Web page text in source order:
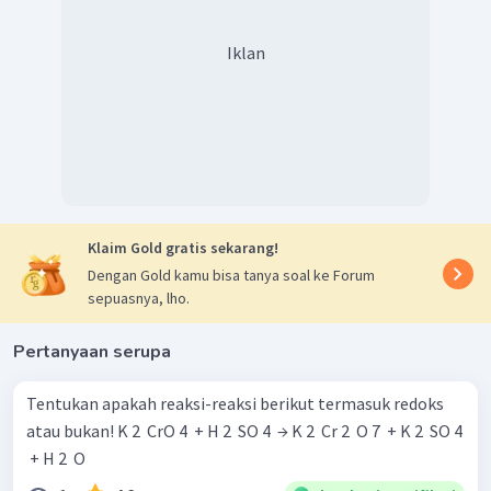
Iklan
Klaim Gold gratis sekarang!
Dengan Gold kamu bisa tanya soal ke Forum
sepuasnya, lho.
Pertanyaan serupa
Tentukan apakah reaksi-reaksi berikut termasuk redoks
atau bukan! K 2 ​ CrO 4 ​ + H 2 ​ SO 4 ​ → K 2 ​ Cr 2 ​ O 7 ​ + K 2 ​ SO 4
​ + H 2 ​ O